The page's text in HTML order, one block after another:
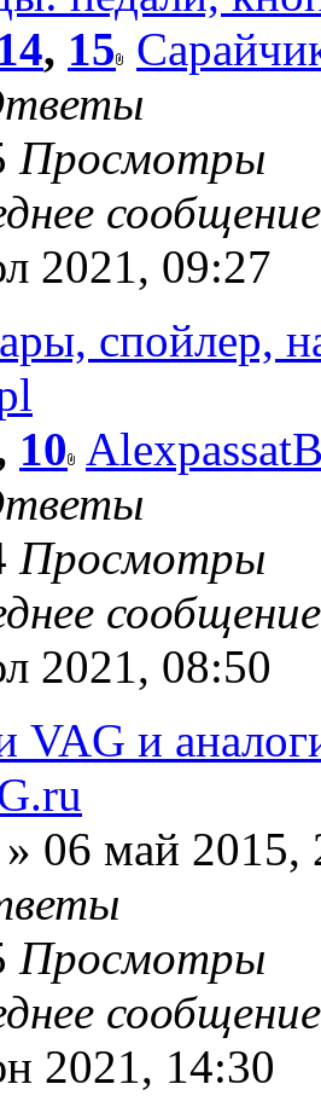
14, 15
Просмотры
2021, 09:27
спойлер,
10
Просмотры
2021, 08:50
VAG и
» 06 май 2015,
Просмотры
2021, 14:30